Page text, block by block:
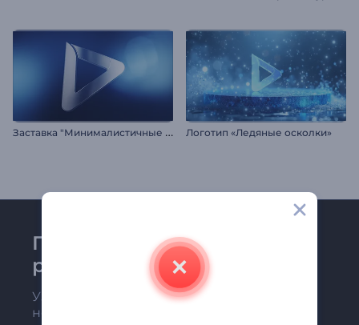
З
аставка "Минималистичные Тени" Логотип «Ледяные осколки»
Присоединяйтесь к
рассылке Renderforest
Узнавайте о последних новостях и
новых предложениях первыми